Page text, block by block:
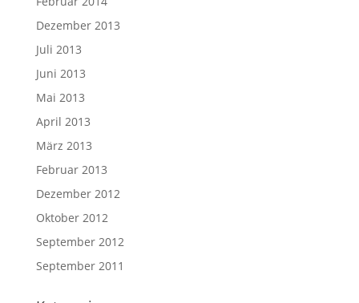
Dezember 2013
Juli 2013
Juni 2013
Mai 2013
April 2013
März 2013
Februar 2013
Dezember 2012
Oktober 2012
September 2012
September 2011